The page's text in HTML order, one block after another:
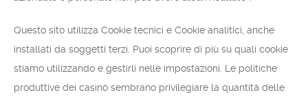
Questo sito utilizza Cookie tecnici e Cookie analitici, anche
installati da soggetti terzi. Puoi scoprire di più su quali cookie
stiamo utilizzando e gestirli nelle impostazioni. Le politiche
produttive dei casinò sembrano privilegiare la quantità delle